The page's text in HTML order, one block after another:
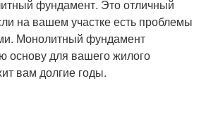
фундамент. Это отличный
на вашем участке есть проблемы
Монолитный фундамент
основу для вашего жилого
вам долгие годы.